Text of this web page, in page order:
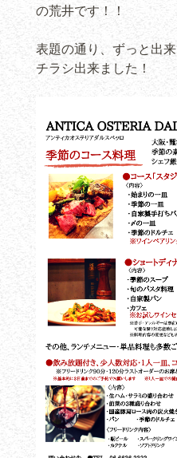
の荒井です！！
表題の通り、ずっと出
チラシ出来ました！